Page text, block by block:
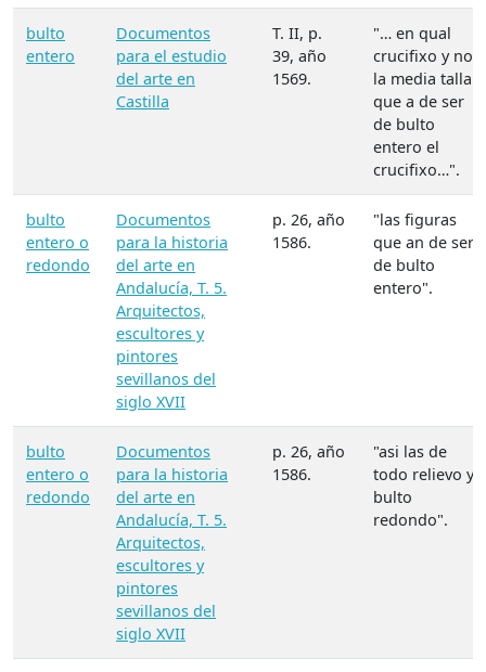
bulto
entero
Documentos
para el estudio
del arte en
Castilla
T. II, p.
39, año
1569.
"… en qual
crucifixo y no
la media talla
que a de ser
de bulto
entero el
crucifixo…".
bulto
entero o
redondo
Documentos
para la historia
del arte en
Andalucía, T. 5.
Arquitectos,
escultores y
pintores
sevillanos del
siglo XVII
p. 26, año
1586.
"las figuras
que an de ser
de bulto
entero".
bulto
entero o
redondo
Documentos
para la historia
del arte en
Andalucía, T. 5.
Arquitectos,
escultores y
pintores
sevillanos del
siglo XVII
p. 26, año
1586.
"asi las de
todo relievo y
bulto
redondo".